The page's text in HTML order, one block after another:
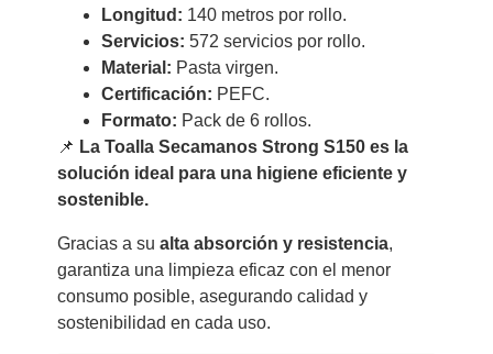
Longitud: 140 metros por rollo.
Servicios: 572 servicios por rollo.
Material: Pasta virgen.
Certificación: PEFC.
Formato: Pack de 6 rollos.
📌 La Toalla Secamanos Strong S150 es la
solución ideal para una higiene eficiente y
sostenible.
Gracias a su alta absorción y resistencia,
garantiza una limpieza eficaz con el menor
consumo posible, asegurando calidad y
sostenibilidad en cada uso.